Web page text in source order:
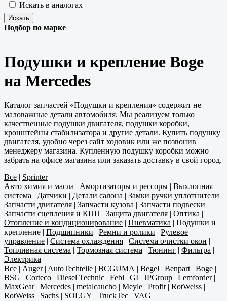
Искать в аналогах
Подбор по марке
Подушки и крепление Boge
на Mercedes
Каталог запчастей «Подушки и крепления» содержит не
маловажные детали автомобиля. Мы реализуем только
качественные подушки двигателя, подушки коробки,
кронштейны стабилизатора и другие детали. Купить подушку
двигателя, удобно через сайт ходовик или же позвонив
менеджеру магазина. Купленную подушку коробки можно
забрать на офисе магазина или заказать доставку в свой город.
Все | Sprinter
Авто химия и масла | Амортизаторы и рессоры | Выхлопная
система | Датчики | Детали салона | Замки ручки уплотнители |
Запчасти двигателя | Запчасти кузова | Запчасти подвески |
Запчасти сцепления и КПП | Защита двигателя | Оптика |
Отопление и кондиционирование | Пневматика | Подушки и
крепление | Подшипники | Ремни и ролики | Рулевое
управление | Система охлаждения | Система очистки окон |
Топливная система | Тормозная система | Тюнинг | Фильтра |
Электрика
Все | Auger| AutoTechteile | BCGUMA | Begel | Benpart | Boge |
BSG | Corteco | Diesel Technic | Febi | GI | JPGroup | Lemforder|
MaxGear| Mercedes | metalcaucho | Meyle | Profit | RotWeiss |
RotWeiss | Sachs | SOLGY | TruckTec | VAG